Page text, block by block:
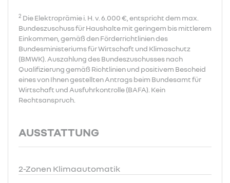
2 Die Elektroprämie i. H. v. 6.000 €, entspricht dem max.
Bundeszuschuss für Haushalte mit geringem bis mittlerem
Einkommen, gemäß den Förderrichtlinien des
Bundesministeriums für Wirtschaft und Klimaschutz
(BMWK). Auszahlung des Bundeszuschusses nach
Qualifizierung gemäß Richtlinien und positivem Bescheid
eines von Ihnen gestellten Antrags beim Bundesamt für
Wirtschaft und Ausfuhrkontrolle (BAFA). Kein
Rechtsanspruch.
AUSSTATTUNG
2-Zonen Klimaautomatik